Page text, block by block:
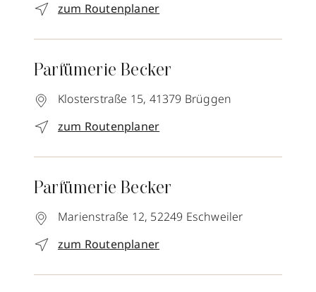
zum Routenplaner
Parfümerie Becker
Klosterstraße 15, 41379 Brüggen
zum Routenplaner
Parfümerie Becker
Marienstraße 12, 52249 Eschweiler
zum Routenplaner